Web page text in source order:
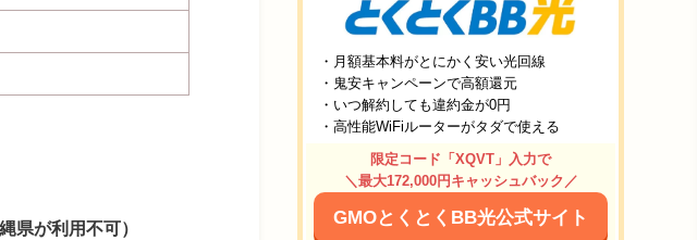
県が利用不可）
・月額基本料がとにかく安い光回線
・鬼安キャンペーンで高額還元
・いつ解約しても違約金が0円
・高性能WiFiルーターがタダで使える
限定コード「XQVT」入力で
＼最大172,000円キャッシュバック／
GMOとくとくBB光公式サイト